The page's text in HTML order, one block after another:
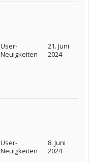
User-
Neuigkeiten
21. Juni
2024
User-
Neuigkeiten
8. Juni
2024